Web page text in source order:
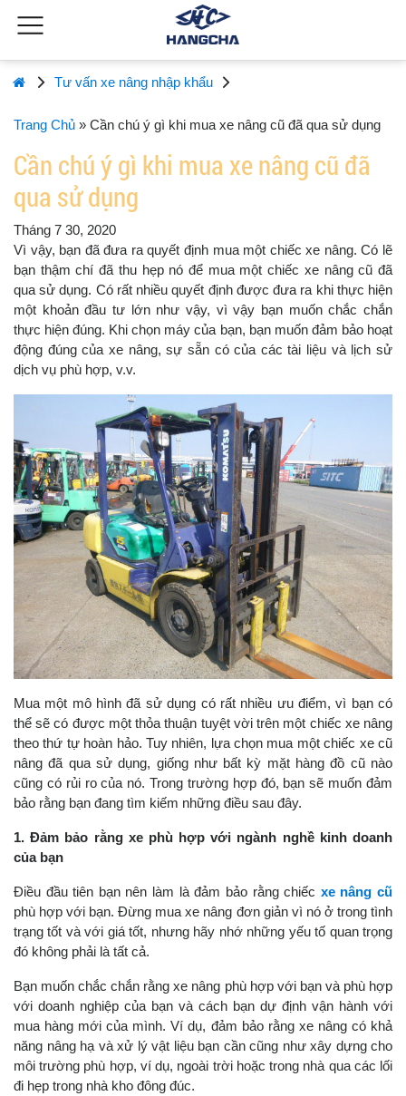
Tư vấn xe nâng nhập khẩu
Trang Chủ » Cần chú ý gì khi mua xe nâng cũ đã qua sử dụng
Cần chú ý gì khi mua xe nâng cũ đã
qua sử dụng
Tháng 7 30, 2020
Vì vậy, bạn đã đưa ra quyết định mua một chiếc xe nâng. Có lẽ
bạn thậm chí đã thu hẹp nó để mua một chiếc xe nâng cũ đã
qua sử dụng. Có rất nhiều quyết định được đưa ra khi thực hiện
một khoản đầu tư lớn như vậy, vì vậy bạn muốn chắc chắn
thực hiện đúng. Khi chọn máy của bạn, bạn muốn đảm bảo hoạt
động đúng của xe nâng, sự sẵn có của các tài liệu và lịch sử
dịch vụ phù hợp, v.v.
Mua một mô hình đã sử dụng có rất nhiều ưu điểm, vì bạn có
thể sẽ có được một thỏa thuận tuyệt vời trên một chiếc xe nâng
theo thứ tự hoàn hảo. Tuy nhiên, lựa chọn mua một chiếc xe cũ
nâng đã qua sử dụng, giống như bất kỳ mặt hàng đồ cũ nào
cũng có rủi ro của nó. Trong trường hợp đó, bạn sẽ muốn đảm
bảo rằng bạn đang tìm kiếm những điều sau đây.
1. Đảm bảo rằng xe phù hợp với ngành nghề kinh doanh
của bạn
Điều đầu tiên bạn nên làm là đảm bảo rằng chiếc xe nâng cũ
phù hợp với bạn. Đừng mua xe nâng đơn giản vì nó ở trong tình
trạng tốt và với giá tốt, nhưng hãy nhớ những yếu tố quan trọng
đó không phải là tất cả.
Bạn muốn chắc chắn rằng xe nâng phù hợp với bạn và phù hợp
với doanh nghiệp của bạn và cách bạn dự định vận hành với
mua hàng mới của mình. Ví dụ, đảm bảo rằng xe nâng có khả
năng nâng hạ và xử lý vật liệu bạn cần cũng như xây dựng cho
môi trường phù hợp, ví dụ, ngoài trời hoặc trong nhà qua các lối
đi hẹp trong nhà kho đông đúc.